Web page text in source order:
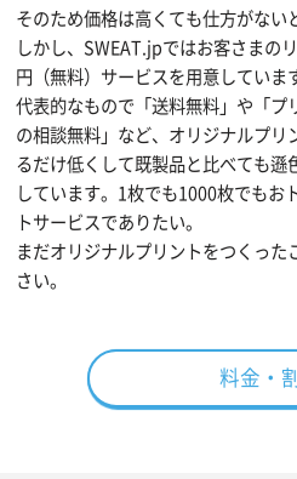
そのため価格は高くても仕方がない
しかし、SWEAT.jpではお客さまの
円（無料）サービスを用意していま
代表的なもので「送料無料」や「プ
の相談無料」など、オリジナルプリ
るだけ低くして既製品と比べても遜
しています。1枚でも1000枚でもお
トサービスでありたい。
まだオリジナルプリントをつくった
さい。
料金・